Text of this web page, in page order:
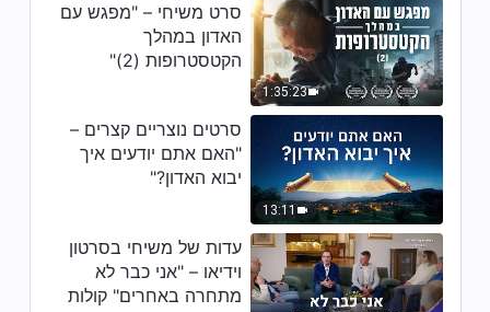
7:19
8:29
דבר אלוהים היומי: להכיר את
אלוהים – מובאה 69
8:51
דבר אלוהים היומי: להכיר את
אלוהים – מובאה 70
1:35:23
סרט משיחי – "מפגש עם
האדון במהלך
הקטסטרופות (2)"
13:11
סרטים נוצריים קצרים –
"האם אתם יודעים איך
יבוא האדון?"
עדות של משיחי בסרטון
וידיאו – "אני כבר לא
מתחרה באחרים" קולות